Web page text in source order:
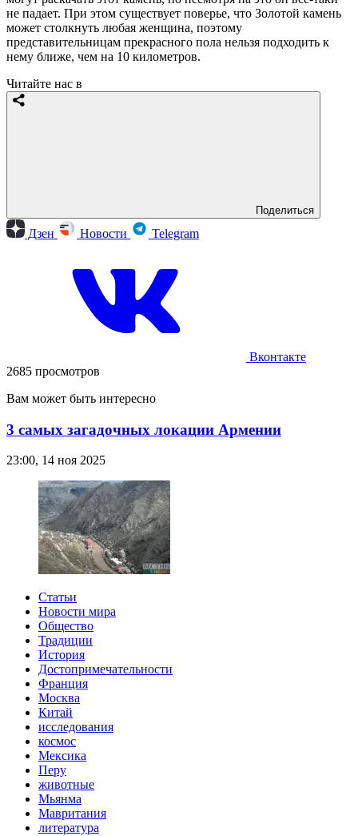
не падает. При этом существует поверье, что Золотой камень
может столкнуть любая женщина, поэтому
представительницам прекрасного пола нельзя подходить к
нему ближе, чем на 10 километров.
Читайте нас в
Поделиться
Дзен Новости Telegram
Вконтакте
2685 просмотров
Вам может быть интересно
3 самых загадочных локации Армении
23:00, 14 ноя 2025
Статьи
Новости мира
Общество
Традиции
История
Достопримечательности
Франция
Москва
Китай
исследования
космос
Мексика
Перу
животные
Мьянма
Мавритания
литература